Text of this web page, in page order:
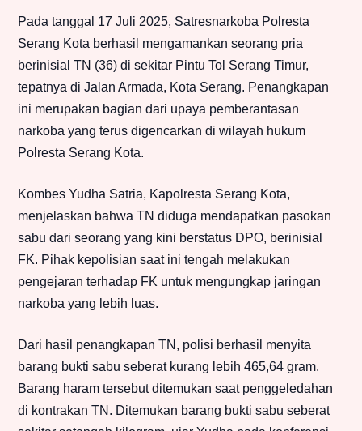
Pada tanggal 17 Juli 2025, Satresnarkoba Polresta
Serang Kota berhasil mengamankan seorang pria
berinisial TN (36) di sekitar Pintu Tol Serang Timur,
tepatnya di Jalan Armada, Kota Serang. Penangkapan
ini merupakan bagian dari upaya pemberantasan
narkoba yang terus digencarkan di wilayah hukum
Polresta Serang Kota.
Kombes Yudha Satria, Kapolresta Serang Kota,
menjelaskan bahwa TN diduga mendapatkan pasokan
sabu dari seorang yang kini berstatus DPO, berinisial
FK. Pihak kepolisian saat ini tengah melakukan
pengejaran terhadap FK untuk mengungkap jaringan
narkoba yang lebih luas.
Dari hasil penangkapan TN, polisi berhasil menyita
barang bukti sabu seberat kurang lebih 465,64 gram.
Barang haram tersebut ditemukan saat penggeledahan
di kontrakan TN. Ditemukan barang bukti sabu seberat